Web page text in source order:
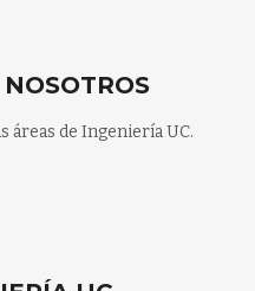
de Ingeniería UC.